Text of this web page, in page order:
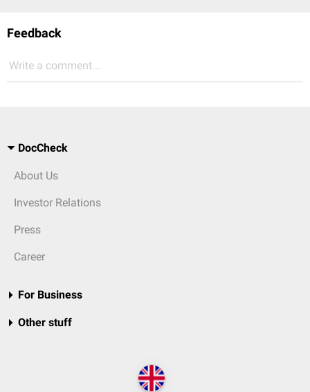
Feedback
Write a comment...
DocCheck
About Us
Investor Relations
Press
Career
For Business
Other stuff